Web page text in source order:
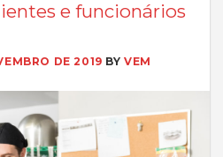
e funcionários
DE 2019 BYVEM